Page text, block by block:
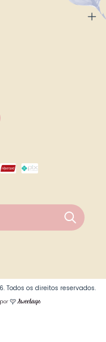
Todos os direitos reservados.